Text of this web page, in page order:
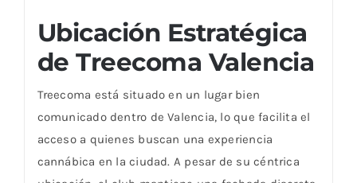
Ubicación Estratégica
de Treecoma Valencia
Treecoma está situado en un lugar bien
comunicado dentro de Valencia, lo que facilita el
acceso a quienes buscan una experiencia
cannábica en la ciudad. A pesar de su céntrica